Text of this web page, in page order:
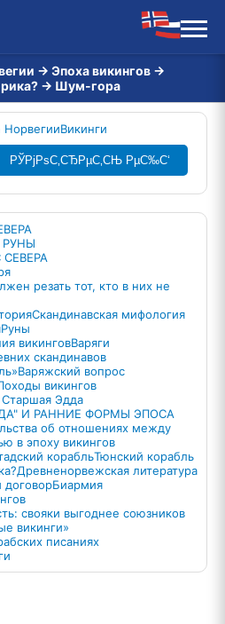
→ Эпоха викингов →
→ Шум-гора
НорвегииВикинги
РЎРјРѕС‚СЂРµС‚СЊ РµС‰С‘
резать тот, кто в них не
Скандинавская мифология
Руны
викинговВаряги
скандинавов
Варяжский вопрос
викингов
Эдда
И РАННИЕ ФОРМЫ ЭПОСА
об отношениях между
в эпоху викингов
корабльТюнский корабль
Древненорвежская литература
договорБиармия
свояки выгоднее союзников
викинги»
писаниях